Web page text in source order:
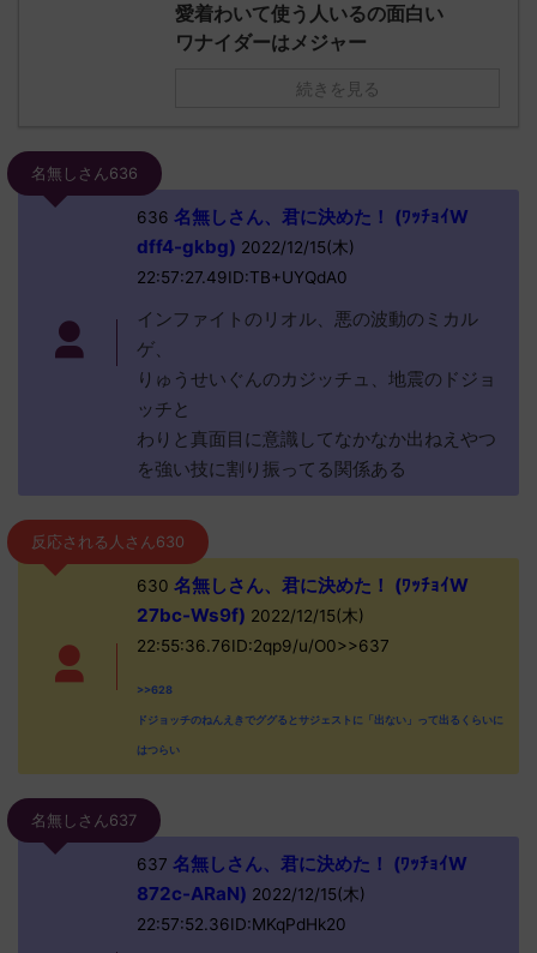
愛着わいて使う人いるの面白い
ワナイダーはメジャー
続きを見る
名無しさん636
636 名無しさん、君に決めた！ (ﾜｯﾁｮｲW
dff4-gkbg) 2022/12/15(木)
22:57:27.49ID:TB+UYQdA0
インファイトのリオル、悪の波動のミカル
ゲ、
りゅうせいぐんのカジッチュ、地震のドジョ
ッチと
わりと真面目に意識してなかなか出ねえやつ
を強い技に割り振ってる関係ある
反応される人さん630
630 名無しさん、君に決めた！ (ﾜｯﾁｮｲW
27bc-Ws9f) 2022/12/15(木)
22:55:36.76ID:2qp9/u/O0>>637
>>628
ドジョッチのねんえきでググるとサジェストに「出ない」って出るくらいに
はつらい
名無しさん637
637 名無しさん、君に決めた！ (ﾜｯﾁｮｲW
872c-ARaN) 2022/12/15(木)
22:57:52.36ID:MKqPdHk20